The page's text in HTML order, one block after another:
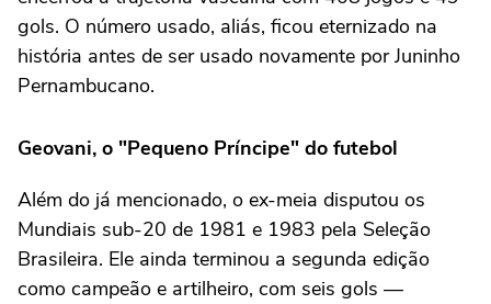
gols. O número usado, aliás, ficou eternizado na
história antes de ser usado novamente por Juninho
Pernambucano.
Geovani, o "Pequeno Príncipe" do futebol
Além do já mencionado, o ex-meia disputou os
Mundiais sub-20 de 1981 e 1983 pela Seleção
Brasileira. Ele ainda terminou a segunda edição
como campeão e artilheiro, com seis gols —